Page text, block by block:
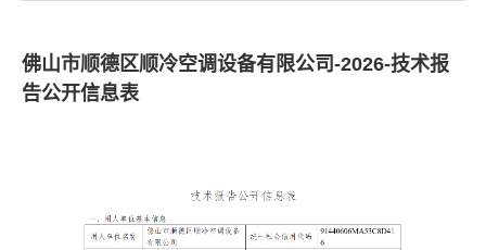
佛山市顺德区顺冷空调设备有限公司-2026-技术报
告公开信息表